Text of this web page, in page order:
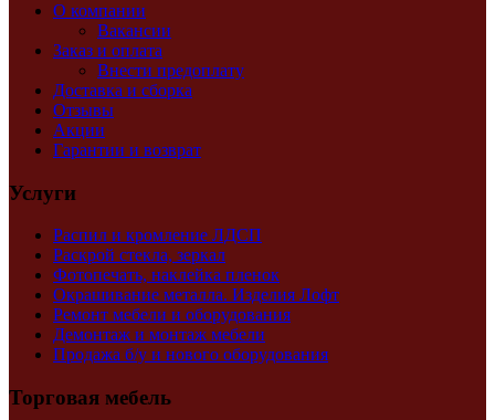
О компании
Вакансии
Заказ и оплата
Внести предоплату
Доставка и сборка
Отзывы
Акции
Гарантии и возврат
Услуги
Распил и кромление ЛДСП
Раскрой стекла, зеркал
Фотопечать, наклейка пленок
Окрашивание металла. Изделия Лофт
Ремонт мебели и оборудования
Демонтаж и монтаж мебели
Продажа б/у и нового оборудования
Торговая мебель